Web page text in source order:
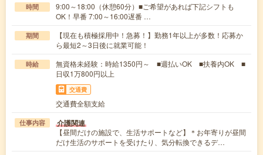
時間
9:00～18:00（休憩60分）■ご希望があれば下記シフトも
OK！早番 7:00～16:00遅番 …
期間
【現在も積極採用中！急募！】勤務1年以上が多数！応募か
ら最短2～3日後に就業可能！
時給
無資格未経験：時給1350円～ ■週払いOK ■扶養内OK ■
日収1万800円以上
交通費
交通費全額支給
仕事内容 介護関連
【昼間だけの施設で、生活サポートなど】＊お年寄りが昼間
だけ生活のサポートを受けたり、気分転換できるデ…